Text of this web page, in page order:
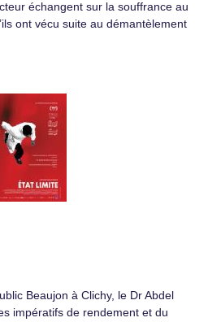
échangent sur la souffrance au
ont vécu suite au démantèlement
Beaujon à Clichy, le Dr Abdel
impératifs de rendement et du